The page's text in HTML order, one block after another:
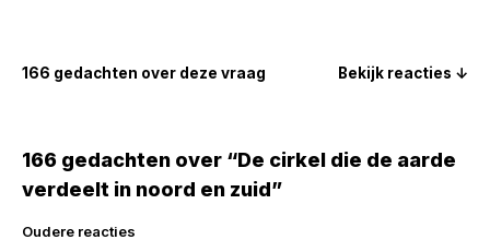
166 gedachten over deze vraag Bekijk reacties ↓
166 gedachten over “De cirkel die de aarde
verdeelt in noord en zuid”
Reacties
Oudere reacties